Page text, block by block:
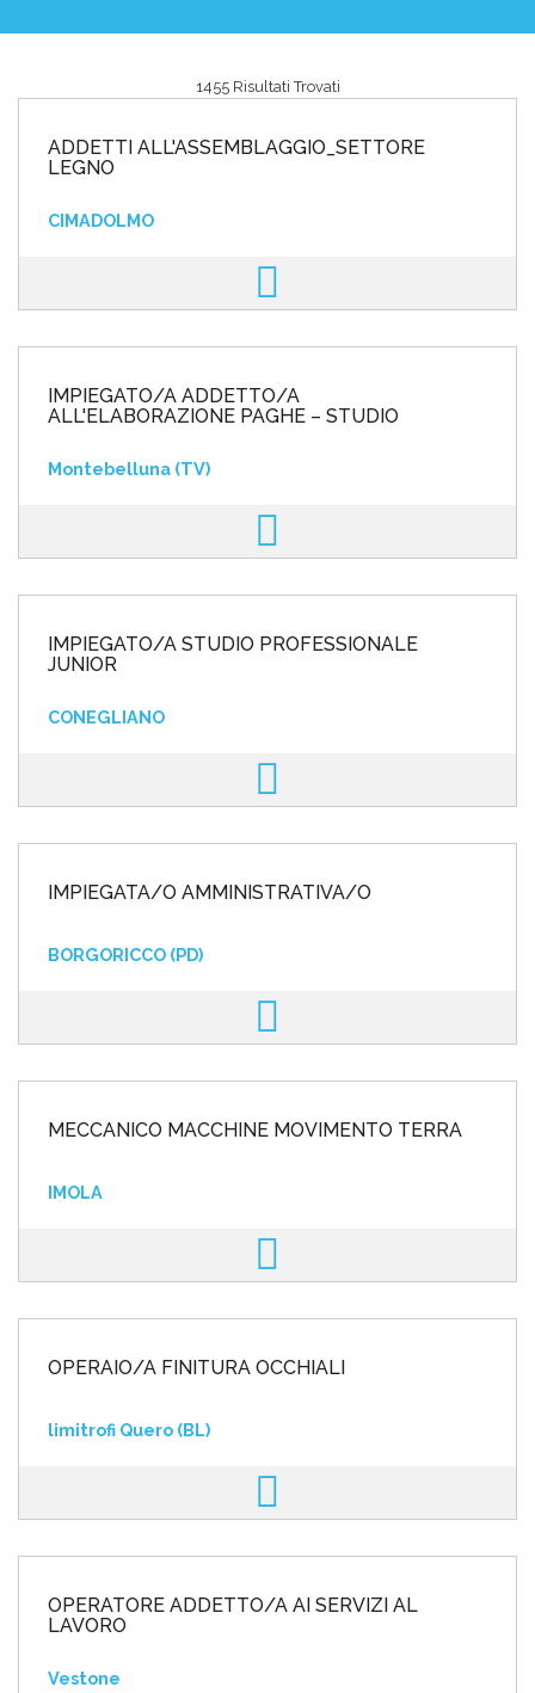
INVIA CV
1455 Risultati Trovati
ADDETTI ALL'ASSEMBLAGGIO_SETTORE
LEGNO
CIMADOLMO
IMPIEGATO/A ADDETTO/A
ALL'ELABORAZIONE PAGHE – STUDIO
Montebelluna (TV)
IMPIEGATO/A STUDIO PROFESSIONALE
JUNIOR
CONEGLIANO
IMPIEGATA/O AMMINISTRATIVA/O
BORGORICCO (PD)
MECCANICO MACCHINE MOVIMENTO TERRA
IMOLA
OPERAIO/A FINITURA OCCHIALI
limitrofi Quero (BL)
OPERATORE ADDETTO/A AI SERVIZI AL
LAVORO
Vestone